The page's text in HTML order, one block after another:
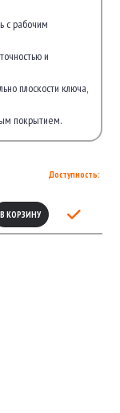
с рабочим
и
плоскости ключа,
покрытием.
Доступность:
В КОРЗИНУ